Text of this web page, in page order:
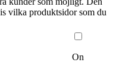
vilka produktsidor som du
On